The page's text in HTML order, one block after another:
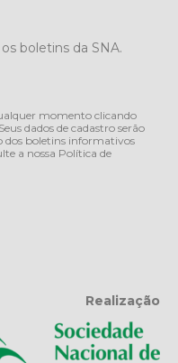
boletins da SNA.
momento clicando
dados de cadastro serão
dos boletins informativos
a nossa Política de
Realização